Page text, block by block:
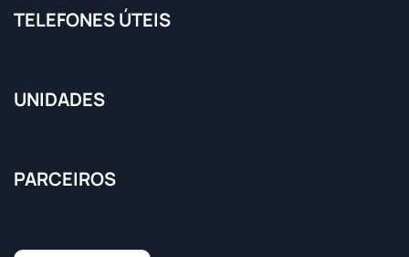
TELEFONES ÚTEIS
UNIDADES
PARCEIROS